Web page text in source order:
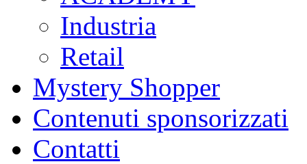
Industria
Retail
Mystery Shopper
Contenuti sponsorizzati
Contatti